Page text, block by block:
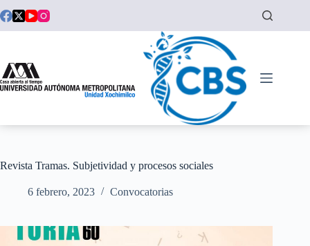
al
contenido
Revista Tramas. Subjetividad y procesos sociales
6 febrero, 2023 Convocatorias